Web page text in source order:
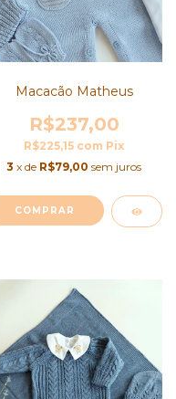
Macacão Matheus
R$237,00
R$225,15 com Pix
3 x de R$79,00 sem juros
COMPRAR